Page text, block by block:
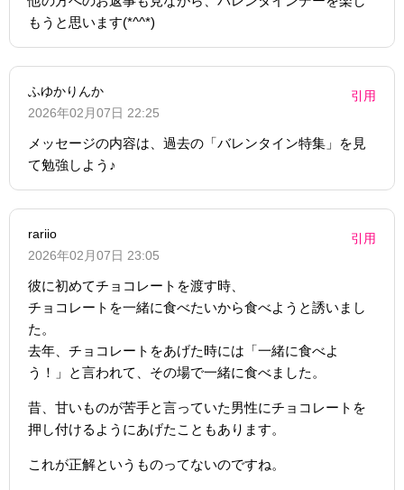
もうと思います(*^^*)
ふゆかりんか
2026年02月07日 22:25
引用
メッセージの内容は、過去の「バレンタイン特集」を見
て勉強しよう♪
rariio
2026年02月07日 23:05
引用
彼に初めてチョコレートを渡す時、
チョコレートを一緒に食べたいから食べようと誘いまし
た。
去年、チョコレートをあげた時には「一緒に食べよ
う！」と言われて、その場で一緒に食べました。
昔、甘いものが苦手と言っていた男性にチョコレートを
押し付けるようにあげたこともあります。
これが正解というものってないのですね。